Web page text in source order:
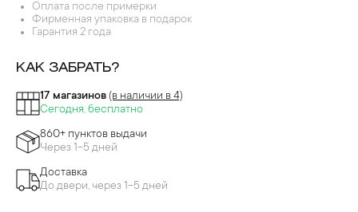
Оплата после примерки
Фирменная упаковка в подарок
Гарантия 2 года
КАК ЗАБРАТЬ?
17 магазинов (в наличии в 4)
Сегодня, бесплатно
860+ пунктов выдачи
Через 1-5 дней
Доставка
До двери, через 1-5 дней